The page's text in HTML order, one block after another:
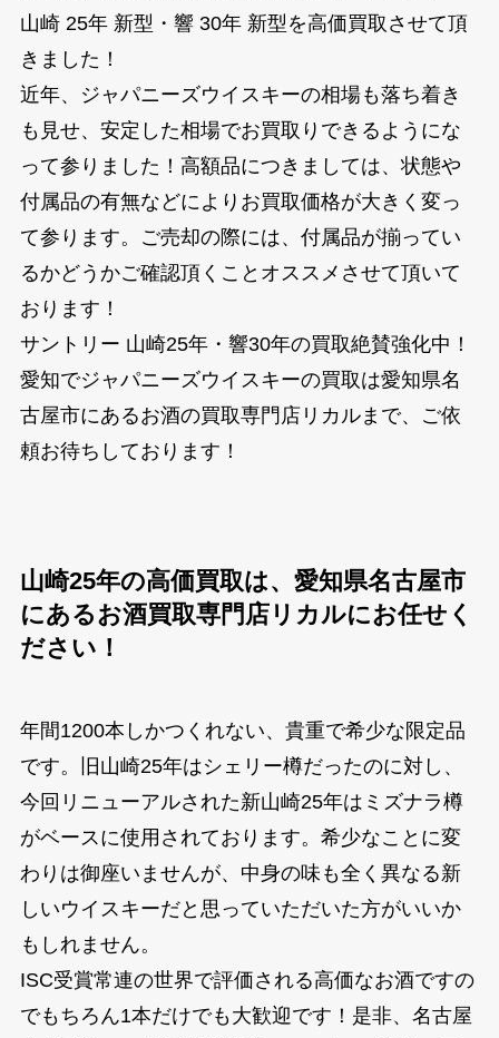
山崎 25年 新型・響 30年 新型を高価買取させて頂
きました！
近年、ジャパニーズウイスキーの相場も落ち着き
も見せ、安定した相場でお買取りできるようにな
って参りました！高額品につきましては、状態や
付属品の有無などによりお買取価格が大きく変っ
て参ります。ご売却の際には、付属品が揃ってい
るかどうかご確認頂くことオススメさせて頂いて
おります！
サントリー 山崎25年・響30年の買取絶賛強化中！
愛知でジャパニーズウイスキーの買取は愛知県名
古屋市にあるお酒の買取専門店リカルまで、ご依
頼お待ちしております！
山崎25年の高価買取は、愛知県名古屋市
にあるお酒買取専門店リカルにお任せく
ださい！
年間1200本しかつくれない、貴重で希少な限定品
です。旧山崎25年はシェリー樽だったのに対し、
今回リニューアルされた新山崎25年はミズナラ樽
がベースに使用されております。希少なことに変
わりは御座いませんが、中身の味も全く異なる新
しいウイスキーだと思っていただいた方がいいか
もしれません。
ISC受賞常連の世界で評価される高価なお酒ですの
でもちろん1本だけでも大歓迎です！是非、名古屋